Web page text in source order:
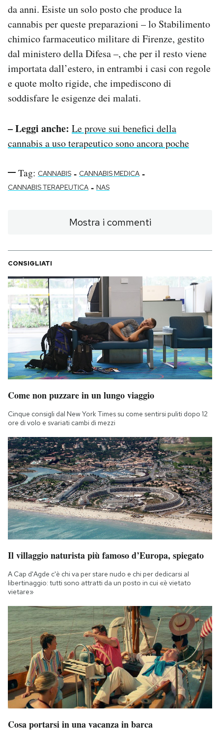
da anni. Esiste un solo posto che produce la
cannabis per queste preparazioni – lo Stabilimento
chimico farmaceutico militare di Firenze, gestito
dal ministero della Difesa –, che per il resto viene
importata dall’estero, in entrambi i casi conregole
e quote molto rigide, che impediscono di
soddisfare le esigenze dei malati.
– Leggi anche: Le prove sui benefici della
cannabis a uso terapeutico sono ancora poche
Tag: CANNABIS - CANNABIS MEDICA -
CANNABIS TERAPEUTICA - NAS
Mostra i commenti
CONSIGLIATI
Come non puzzare in un lungo viaggio
Cinque consigli dal New York Times su come sentirsi puliti dopo 12
ore di volo e svariati cambi di mezzi
Il villaggio naturista più famoso d’Europa, spiegato
A Cap d'Agde c'è chi va per stare nudo e chi per dedicarsi al
libertinaggio: tutti sono attratti da un posto in cui «è vietato
vietare»
Cosa portarsi in una vacanza in barca